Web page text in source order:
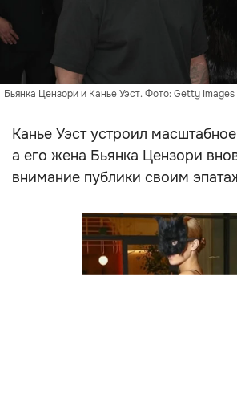
Бьянка Цензори и Канье Уэст. Фото: Getty Images
Канье Уэст устроил
а его жена Бьянка Цензори
внимание публики своим